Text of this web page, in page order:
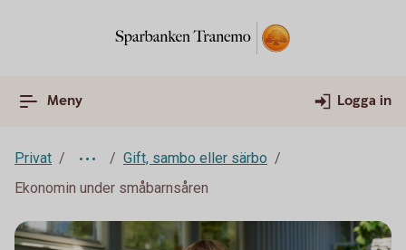
Meny Logga in
Privat
Gift, sambo eller särbo
Ekonomin under småbarnsåren